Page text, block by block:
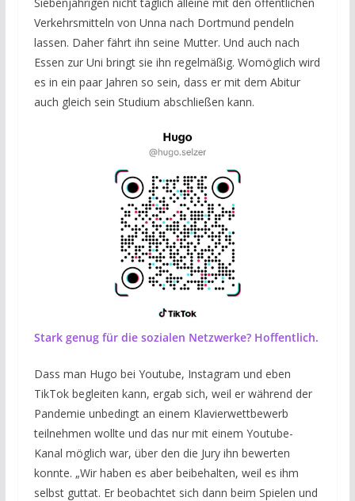
Verkehrsmitteln von Unna nach Dortmund pendeln
lassen. Daher fährt ihn seine Mutter. Und auch nach
Essen zur Uni bringt sie ihn regelmäßig. Womöglich wird
es in ein paar Jahren so sein, dass er mit dem Abitur
auch gleich sein Studium abschließen kann.
Stark genug für die sozialen Netzwerke? Hoffentlich.
Dass man Hugo bei Youtube, Instagram und eben
TikTok begleiten kann, ergab sich, weil er während der
Pandemie unbedingt an einem Klavierwettbewerb
teilnehmen wollte und das nur mit einem Youtube-
Kanal möglich war, über den die Jury ihn bewerten
konnte. „Wir haben es aber beibehalten, weil es ihm
selbst guttat. Er beobachtet sich dann beim Spielen und